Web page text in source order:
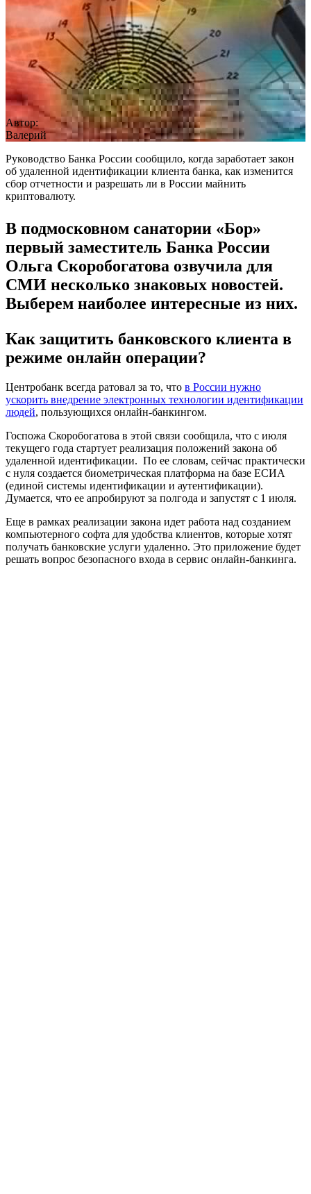
Автор:
Валерий
Руководство Банка России сообщило, когда заработает закон
об удаленной идентификации клиента банка, как изменится
сбор отчетности и разрешать ли в России майнить
криптовалюту.
В подмосковном санатории «Бор»
первый заместитель Банка России
Ольга Скоробогатова озвучила для
СМИ несколько знаковых новостей.
Выберем наиболее интересные из них.
Как защитить банковского клиента в
режиме онлайн операции?
Центробанк всегда ратовал за то, что в России нужно
ускорить внедрение электронных технологии идентификации
людей, пользующихся онлайн-банкингом.
Госпожа Скоробогатова в этой связи сообщила, что с июля
текущего года стартует реализация положений закона об
удаленной идентификации. По ее словам, сейчас практически
с нуля создается биометрическая платформа на базе ЕСИА
(единой системы идентификации и аутентификации).
Думается, что ее апробируют за полгода и запустят с 1 июля.
Еще в рамках реализации закона идет работа над созданием
компьютерного софта для удобства клиентов, которые хотят
получать банковские услуги удаленно. Это приложение будет
решать вопрос безопасного входа в сервис онлайн-банкинга.